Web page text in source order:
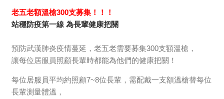
老五老額溫槍300支募集！！！
站穩防疫第一線 為長輩健康把關
預防武漢肺炎疫情蔓延，老五老需要募集300支額溫槍，
讓每位居服員照顧長輩時都能為他們的健康把關 ！
每位居服員平均約照顧7~8位長輩，需配戴一支額溫槍替每位
長輩測量體溫，